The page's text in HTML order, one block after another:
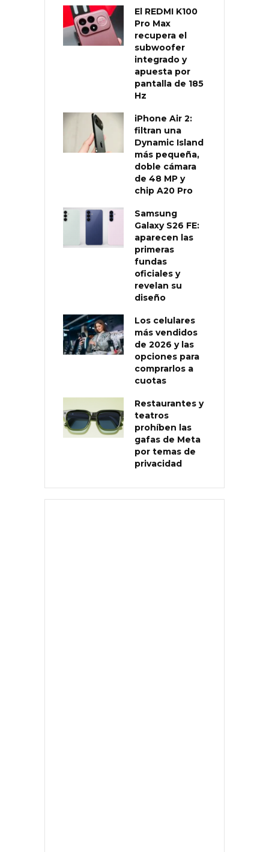
El REDMI K100
Pro Max
recupera el
subwoofer
integrado y
apuesta por
pantalla de 185
Hz
iPhone Air 2:
filtran una
Dynamic Island
más pequeña,
doble cámara
de 48 MP y
chip A20 Pro
Samsung
Galaxy S26 FE:
aparecen las
primeras
fundas
oficiales y
revelan su
diseño
Los celulares
más vendidos
de 2026 y las
opciones para
comprarlos a
cuotas
Restaurantes y
teatros
prohíben las
gafas de Meta
por temas de
privacidad